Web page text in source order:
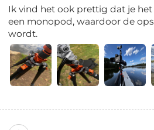
Ik vind het ook prettig dat je
een monopod, waardoor de
wordt.